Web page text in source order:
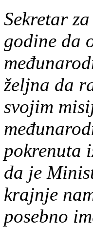
Sekretar
godine da
željna da
svojim
pokrenuta
da je
krajnje
posebno